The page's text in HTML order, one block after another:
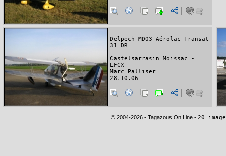
Delpech MD03 Aérolac Transat
31 DR
-
Castelsarrasin Moissac -
LFCX
Marc Palliser
28.10.06
© 2004-2026 - Tagazous On Line - 20